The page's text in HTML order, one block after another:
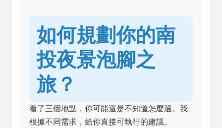
如何規劃你的南
投夜景泡腳之
旅？
看了三個地點，你可能還是不知道怎麼選。我
根據不同需求，給你直接可執行的建議。